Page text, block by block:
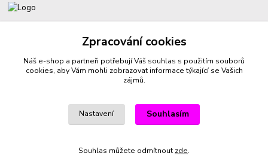
sperkyproradost@seznam.cz
Vytvořeno na Eshop-rychle.cz
Zpracování cookies
Náš e-shop a partneři potřebují Váš souhlas s použitím souborů
cookies, aby Vám mohli zobrazovat informace týkající se Vašich
zájmů.
Nastavení Souhlasím
Souhlas můžete odmítnout zde.